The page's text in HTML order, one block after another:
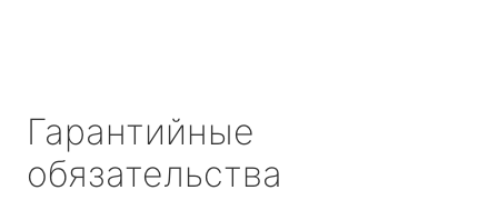
Гарантийные
обязательства